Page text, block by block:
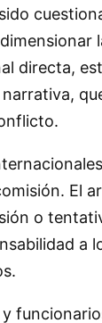
directa,
El
o
a